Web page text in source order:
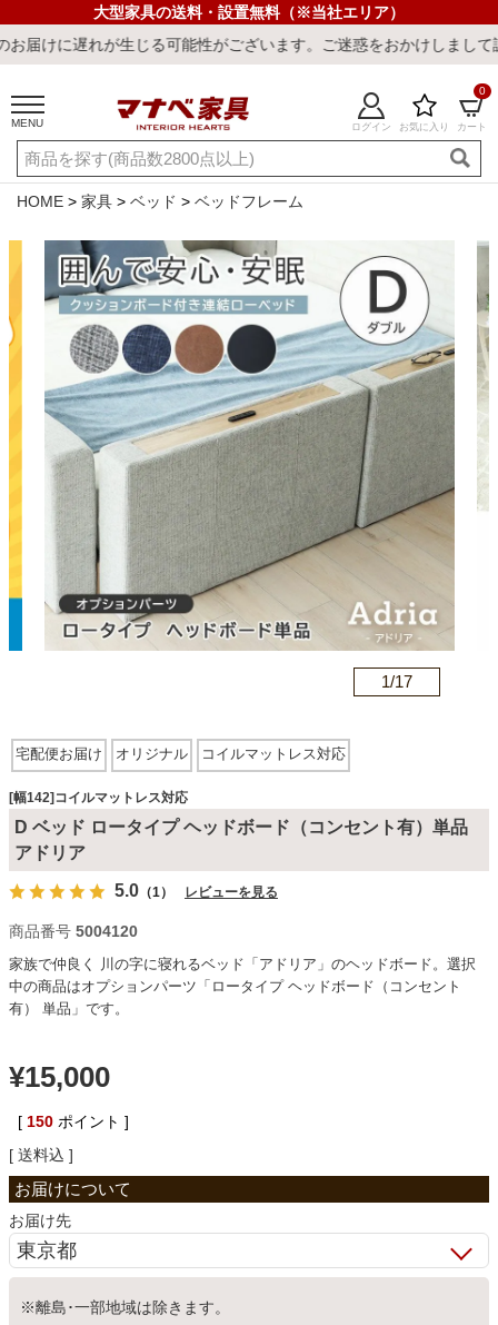
大型家具の送料・設置無料（※当社エリア）
が生じる可能性がございます。ご迷惑をおかけしまして誠に申し訳
MENU ログイン お気に入り カート
0
ご利用ガイド 新規会員登録
店舗一覧 閲覧履歴
キーワード・商品番号で探す
最短発送 冷感ラグ 冷感寝具 ワークデスク ウィルトンラ
ソファ
ダイニングテーブル・セット
椅子・チェア
食器棚・キッチン収納
学習机
ホームオフィス
HOME 家具 ベッド ベッドフレーム
1/17
宅配便お届け オリジナル コイルマットレス対応
[幅142]コイルマットレス対応
D ベッド ロータイプ ヘッドボード（コンセント有）単品
アドリア
5.0 （1） レビューを見る
商品番号 5004120
家族で仲良く 川の字に寝れるベッド「アドリア」のヘッドボード。選択
中の商品はオプションパーツ「ロータイプ ヘッドボード（コンセント
有） 単品」です。
¥15,000
[ 150 ポイント ]
送料込
お届け先
※離島･一部地域は除きます。